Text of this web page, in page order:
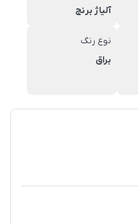
آلیاژ برنج
نوع رنگ
براق